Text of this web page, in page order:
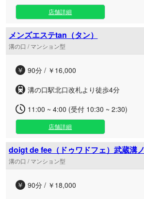
店舗詳細
メンズエステtan（タン）
溝の口 / マンション型
90分 / ￥16,000
溝の口駅北口改札より徒歩4分
11:00 ~ 4:00 (受付 10:30 ~ 2:30)
店舗詳細
doigt de fee（ドゥワドフェ）武蔵溝
溝の口 / マンション型
90分 / ￥18,000